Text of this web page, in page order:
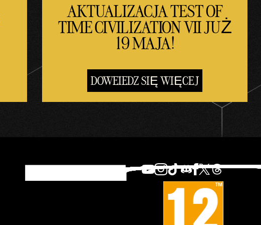
AKTUALIZACJA TEST OF
TIME CIVILIZATION VII JUŻ
19 MAJA!
DOWEIEDZ SIĘ WIĘCEJ